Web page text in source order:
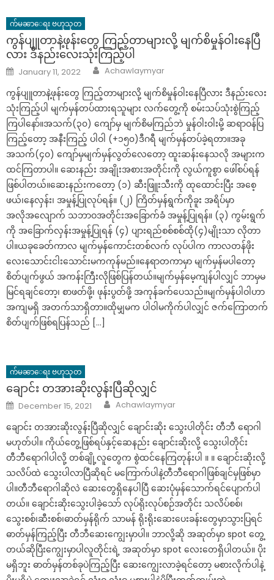
က်မၼာေရး ဗဟုသုတ
ကွန်ပျူတာနဲ့ဖုန်းတွေ ကြည့်တာများလို့ မျက်စိမှုန်ဝါးနေပြီ
လား ဒီနည်းလေးသုံးကြည့်ပါ
Posted
on
January 11, 2022 Author
Achawlaymyar
ကွန်ပျူတာနဲ့ဖုန်းတွေ ကြည့်တာများလို့ မျက်စိမှုန်ဝါးနေပြီလား ဒီနည်းလေး
သုံးကြည့်ပါ မျက်မှန်တပ်ထားရသူများ လက်တွေ့ကို စမ်းသပ်သုံးစွဲကြည့်
ကြပါနော်။အသက်(၃၀) ကျော်မှ မျက်စိမကြည်ဘဲ မှုန်ဝါးဝါးမို့ ဆရာဝန်ပြ
ကြည့်တော့ အနီးကြည့် ပါဝါ (+၁၅၀)ဒီဂရီ မျက်မှန်တပ်ခဲ့ရတာ။အခု
အသက်(၄၀) ကျော်မှမျက်မှန်လွတ်လေတော့ ထူးဆန်းနေသလို အများက
ထင်ကြတာပါ။ ဆေးနည်း အချိုးအစားအတိုင်းကို လွယ်ကူစွာ ဖေါ်စပ်ရန်
ဖြစ်ပါတယ်။ဆေးနည်းကတော့ (၁) ဆီးဖြူးသီးကို ထုထောင်းပြီး အစေ့
ဖယ်၊နေလှန်း၊ အမှုန့်ပြုလုပ်ရန်။ (၂) ကြိတ်မှန်ရွက်ကိုခူး အရိပ်မှာ
အလိုအလျောက် သဘာဝအတိုင်းအခြောက်ခံ အမှုန့်ပြုရန်။ (၃) ကွမ်းရွက်
ကို အခြောက်လှန်းအမှုန့်ပြုရန် (၄) ပျားရည်စစ်စစ်ထို(၄)မျိုးသာ လိုတာ
ပါ။ယခုခေတ်ကာလ မျက်မှန်ကောင်းတစ်လက် လုပ်ပါက ကာလတန်ဖိုး
လေးသောင်းငါးသောင်းမကကုန်မည်။နေရာတကာမှာ မျက်မှန်မပါတော့
စိတ်ပျက်ဖွယ် အကန်းကြီးလိုဖြစ်ပြန်တယ်။မျက်မှန်မေ့ကျန်ပါလျှင် ဘာမှမ
မြင်ရချင်တော့၊ စာဖတ်ဖို့၊ ဖုန်းပွတ်ဖို့ အကုန်ခက်ပေသည်။မျက်မှန်ပါဝါဟာ
အကျမရှိ အတက်သာရှိတာ။ထိုမျှမက ပါဝါမကိုက်ပါလျှင် ဇက်ကြောတက်
စိတ်ပျက်ဖြစ်ရပြန်သည် […]
က်မၼာေရး ဗဟုသုတ
ချောင်း တအားဆိုးလွန်းပြီဆိုလျှင်
Posted
on
December 15, 2021 Author
Achawlaymyar
ချောင်း တအားဆိုးလွန်းပြီဆိုလျှင် ချောင်းဆိုး သွေးပါတိုင်း တီဘီ ရောဂါ
မဟုတ်ပါ။ ကိုယ်တွေ့ဖြစ်ရပ်နှင့်ဆေနည်း ချောင်းဆိုးလို့ သွေးပါတိုင်း
တီဘီရောဂါပါလို့ တစ်ချို့လူတွေက စွဲထင်နေကြတုန်းပါ ။ ။ ချောင်းဆိုးလို့
သလိပ်ထဲ သွေးပါလာပြီဆိုရင် မကြောက်ပါနဲ့တီဘီရောဂါဖြစ်ချင်မှဖြစ်မှာ
ပါ။တီဘီရောဂါဆိုလဲ ဆေးတွေရှိနေပါပြီ ဆေးပုံမှန်သောက်ရင်ပျောက်ပါ
တယ်။ ချောင်းဆိုးသွေးပါခဲ့သော် လုပ်ရိုးလုပ်စဉ်အတိုင်း သလိပ်စစ်၊
သွေးစစ်၊ဆီးစစ်၊ဓာတ်မှန်ရိုက် သာမန် ရိုးရိုးဆေးပေးခန်းတွေမှာသွားပြရင်
ဓာတ်မှန်ကြည့်ပြီး တီဘီဆေးကျွေးမှာပါ။ ဘာလို့ဆို အဆုတ်မှာ spot တွေ့
တယ်ဆိုပြီးကျွေးမှာပါလူတိုင်းရဲ့ အဆုတ်မှာ spot လေးတေရှိပါတယ်။ ပိုး
မရှိဘူး ဓာတ်မှန်တစ်ခုပဲကြည့်ပြီး ဆေးကျွေးလာခဲ့ရင်တော့ မစားလိုက်ပါနဲ့